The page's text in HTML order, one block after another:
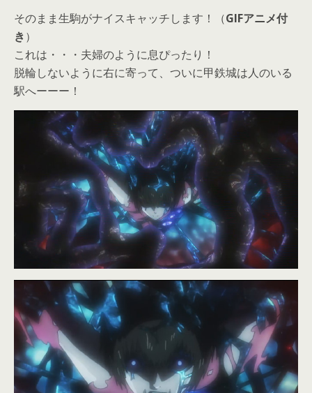
そのまま生駒がナイスキャッチします！（GIFアニメ付
き）
これは・・・夫婦のように息ぴったり！
脱輪しないように右に寄って、ついに甲鉄城は人のいる
駅へーーー！